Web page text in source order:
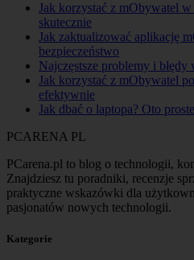
Jak korzystać z mObywatel
skutecznie
Jak zaktualizować aplikację
bezpieczeństwo
Najczęstsze problemy i
Jak korzystać z mObywatel
efektywnie
Jak dbać o laptopa? Oto
PCARENA PL
PCarena.pl to blog o technologii,
Znajdziesz tu poradniki, recenzje
praktyczne wskazówki dla
pasjonatów nowych technologii.
Kategorie